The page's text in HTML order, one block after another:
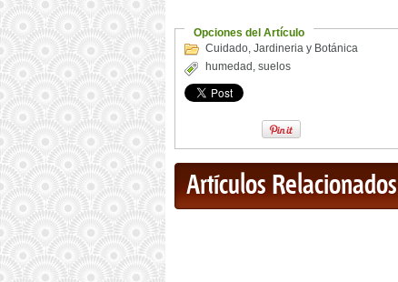
Opciones del Artículo
Cuidado Jardineria y Botánica
humedad suelos
Artículos Relacionados